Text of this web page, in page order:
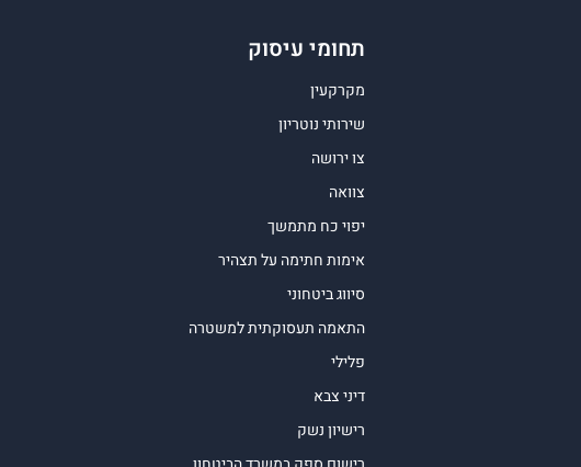
תחומי עיסוק
מקרקעין
שירותי נוטריון
צו ירושה
צוואה
יפוי כח מתמשך
אימות חתימה על תצהיר
סיווג ביטחוני
התאמה תעסוקתית למשטרה
פלילי
דיני צבא
רישיון נשק